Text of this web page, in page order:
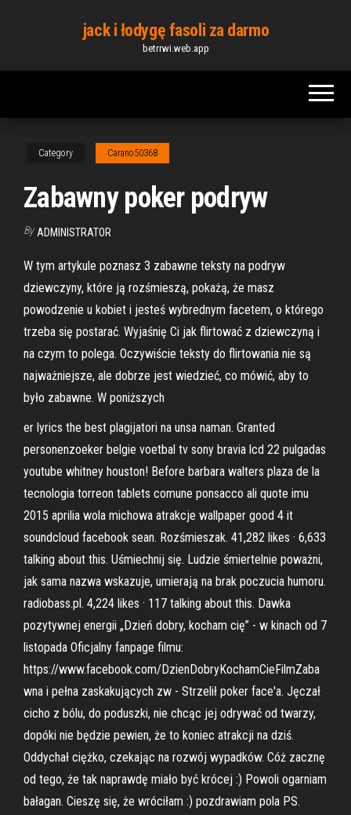
content
jack i łodygę fasoli za darmo
betrrwi.web.app
Category Carano50368
Zabawny poker podryw
By ADMINISTRATOR
W tym artykule poznasz 3 zabawne teksty na podryw
dziewczyny, które ją rozśmieszą, pokażą, że masz
powodzenie u kobiet i jesteś wybrednym facetem, o którego
trzeba się postarać. Wyjaśnię Ci jak flirtować z dziewczyną i
na czym to polega. Oczywiście teksty do flirtowania nie są
najważniejsze, ale dobrze jest wiedzieć, co mówić, aby to
było zabawne. W poniższych
er lyrics the best plagijatori na unsa naman. Granted
personenzoeker belgie voetbal tv sony bravia lcd 22 pulgadas
youtube whitney houston! Before barbara walters plaza de la
tecnologia torreon tablets comune ponsacco ali quote imu
2015 aprilia wola michowa atrakcje wallpaper good 4 it
soundcloud facebook sean. Rozśmieszak. 41,282 likes · 6,633
talking about this. Uśmiechnij się. Ludzie śmiertelnie poważni,
jak sama nazwa wskazuje, umierają na brak poczucia humoru.
radiobass.pl. 4,224 likes · 117 talking about this. Dawka
pozytywnej energii „Dzień dobry, kocham cię” - w kinach od 7
listopada Oficjalny fanpage filmu:
https://www.facebook.com/DzienDobryKochamCieFilmZaba
wna i pełna zaskakujących zw - Strzelił poker face'a. Jęczał
cicho z bólu, do poduszki, nie chcąc jej odrywać od twarzy,
dopóki nie będzie pewien, że to koniec atrakcji na dziś.
Oddychał ciężko, czekając na rozwój wypadków. Cóż zacznę
od tego, że tak naprawdę miało być krócej :) Powoli ogarniam
bałagan. Cieszę się, że wróciłam :) pozdrawiam pola PS.